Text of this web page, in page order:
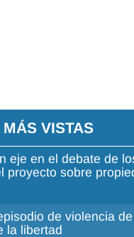
MÁS VISTAS
eje en el debate de
proyecto sobre
de violencia
la libertad